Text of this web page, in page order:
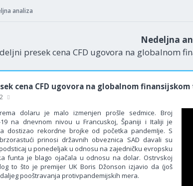
analiza
Nedeljna
presek cena CFD ugovora na globalnom
cena CFD ugovora na globalnom
dolaru je malo izmenjen prošle sedmice. Broj
19 na dnevnom nivou u Francuskoj, Španiji i Italiji je
dostizao rekordne brojke od početka pandemIje. S
prinosi državnih obveznica SAD davali su
u ponedeljak u odnosu na zajedničku evropsku
funta je blago ojačala u odnosu na dolar. Ostrvskoj
to što je premijer UK Boris Džonson izjavio da (još
pooštravanja protivpandemijskih mera.